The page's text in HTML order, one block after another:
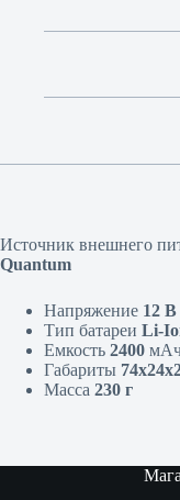
Источник внешнего
Quantum
Напряжение 12 В
Тип батареи Li-
Емкость 2400
Габариты
Масса 230 г